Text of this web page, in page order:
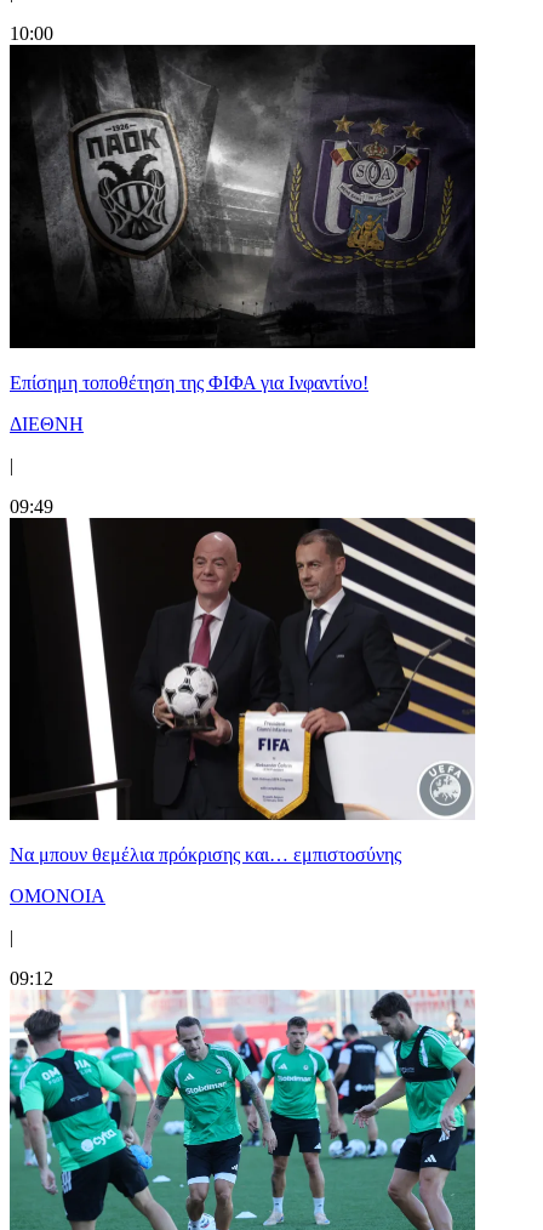
10:00
Επίσημη τοποθέτηση της ΦΙΦΑ για Ινφαντίνο!
ΔΙΕΘΝΗ
|
09:49
Να μπουν θεμέλια πρόκρισης και… εμπιστοσύνης
ΟΜΟΝΟΙΑ
|
09:12